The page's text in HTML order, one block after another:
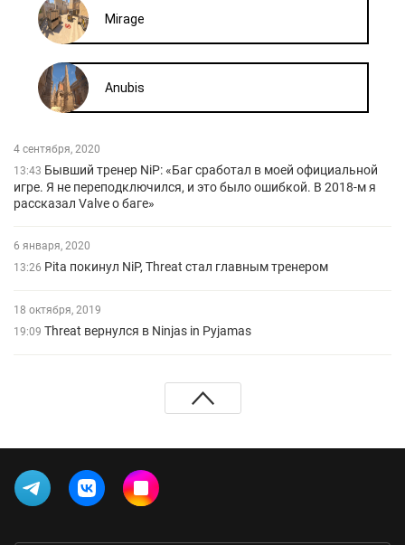
4 сентября, 2020
13:43 Бывший тренер NiP: «Баг сработал в моей официальной
игре. Я не переподключился, и это было ошибкой. В 2018-м я
рассказал Valve о баге»
6 января, 2020
13:26 Pita покинул NiP, Threat стал главным тренером
18 октября, 2019
19:09 Threat вернулся в Ninjas in Pyjamas